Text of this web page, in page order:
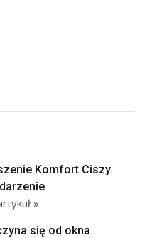
Komfort Ciszy
»
się od okna